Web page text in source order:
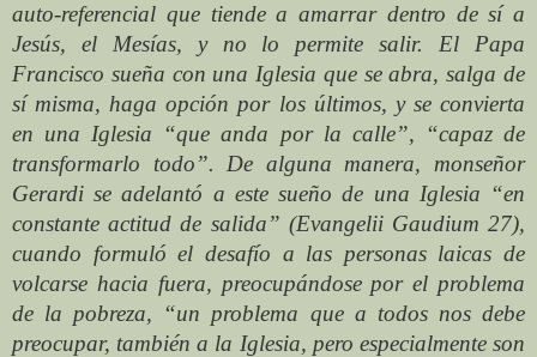
auto-referencial que tiende a amarrar dentro de sí a
Jesús, el Mesías, y no lo permite salir. El Papa
Francisco sueña con una Iglesia que se abra, salga de
sí misma, haga opción por los últimos, y se convierta
en una Iglesia “que anda por la calle”, “capaz de
transformarlo todo”. De alguna manera, monseñor
Gerardi se adelantó a este sueño de una Iglesia “en
constante actitud de salida” (Evangelii Gaudium 27),
cuando formuló el desafío a las personas laicas de
volcarse hacia fuera, preocupándose por el problema
de la pobreza, “un problema que a todos nos debe
preocupar, también a la Iglesia, pero especialmente son